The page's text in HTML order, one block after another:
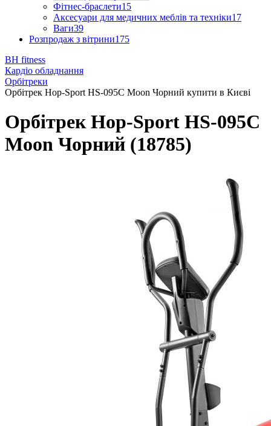
Фітнес-браслети15
Аксесуари для медичних меблів та техніки17
Ваги39
Розпродаж з вітрини175
BH fitness
Кардіо обладнання
Орбітреки
Орбітрек Hop-Sport HS-095C Moon Чорний купити в Києві
Орбітрек Hop-Sport HS-095C
Moon Чорний (18785)